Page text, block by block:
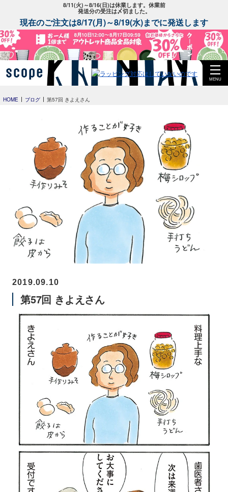
8/11(火)～8/16(日)は休業します。休業前
発送分の受注は〆切ました。
現在のご注文は8/17(月)～8/19(水)までに発送します
MENU
HOME ブログ 第57回 きよえさん
2019.09.10
第57回 きよえさん